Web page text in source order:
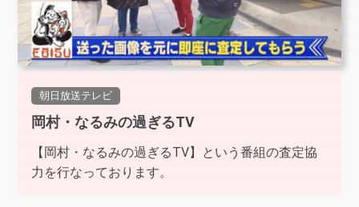
朝日放送テレビ
岡村・なるみの過ぎるTV
【岡村・なるみの過ぎるTV】という番組の査定協
力を行なっております。